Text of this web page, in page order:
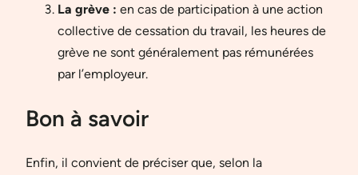
La grève : en cas de participation à une action
collective de cessation du travail, les heures de
grève ne sont généralement pas rémunérées
par l’employeur.
Bon à savoir
Enfin, il convient de préciser que, selon la